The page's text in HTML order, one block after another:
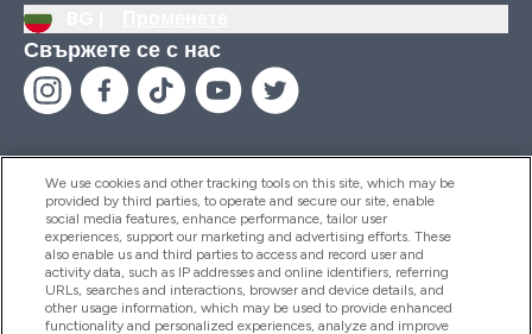
Свържете се с нас
Помощ И Информация
Продукти
We use cookies and other tracking tools on this site, which may be
provided by third parties, to operate and secure our site, enable
social media features, enhance performance, tailor user
experiences, support our marketing and advertising efforts. These
also enable us and third parties to access and record user and
activity data, such as IP addresses and online identifiers, referring
URLs, searches and interactions, browser and device details, and
other usage information, which may be used to provide enhanced
functionality and personalized experiences, analyze and improve